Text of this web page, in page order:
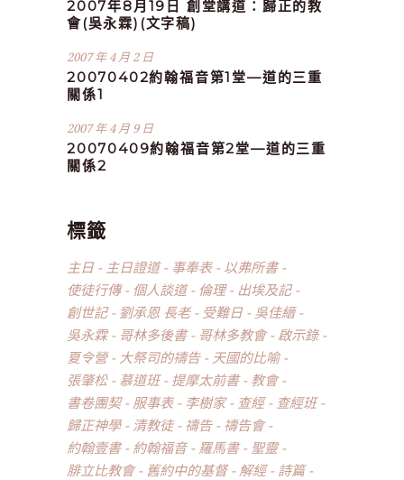
2007年8月19日 創堂講道：歸正的教
會(吳永霖)(文字稿)
2007 年 4 月 2 日
20070402約翰福音第1堂—道的三重
關係1
2007 年 4 月 9 日
20070409約翰福音第2堂—道的三重
關係2
標籤
主日 主日證道 事奉表
以弗所書
使徒行傳
個人談道 倫理
出埃及記
創世記
劉承恩 長老 受難日
吳佳縉
吳永霖
哥林多後書 哥林多教會
啟示錄
夏令營
大祭司的禱告
天國的比喻
張肇松
慕道班 提摩太前書
教會
書卷團契
服事表 李樹家 查經
查經班
歸正神學
清教徒 禱告
禱告會
約翰壹書
約翰福音 羅馬書
聖靈
腓立比教會
舊約中的基督 解經
詩篇